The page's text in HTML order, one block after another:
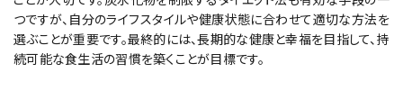
つですが、自分のライフスタイルや健康状態に合わせて適切な方法を
選ぶことが重要です。最終的には、長期的な健康と幸福を目指して、持
続可能な食生活の習慣を築くことが目標です。